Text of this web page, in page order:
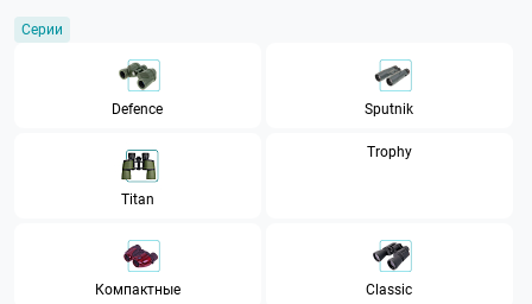
Серии
Defence Sputnik
Titan
Trophy
Компактные Classic
Veber
Увеличение
Регулировка кратности
Тип фокусировки